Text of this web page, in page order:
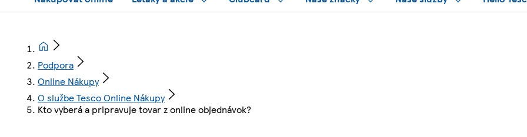
Podpora
Online Nákupy
O službe Tesco Online Nákupy
Kto vyberá a pripravuje tovar z online objednávok?